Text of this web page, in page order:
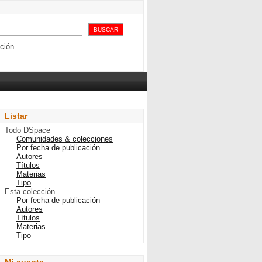
elaboradora de
Listar
Todo DSpace
Comunidades & colecciones
Por fecha de publicación
Autores
Títulos
Materias
Tipo
Esta colección
Por fecha de publicación
Autores
Títulos
Materias
Tipo